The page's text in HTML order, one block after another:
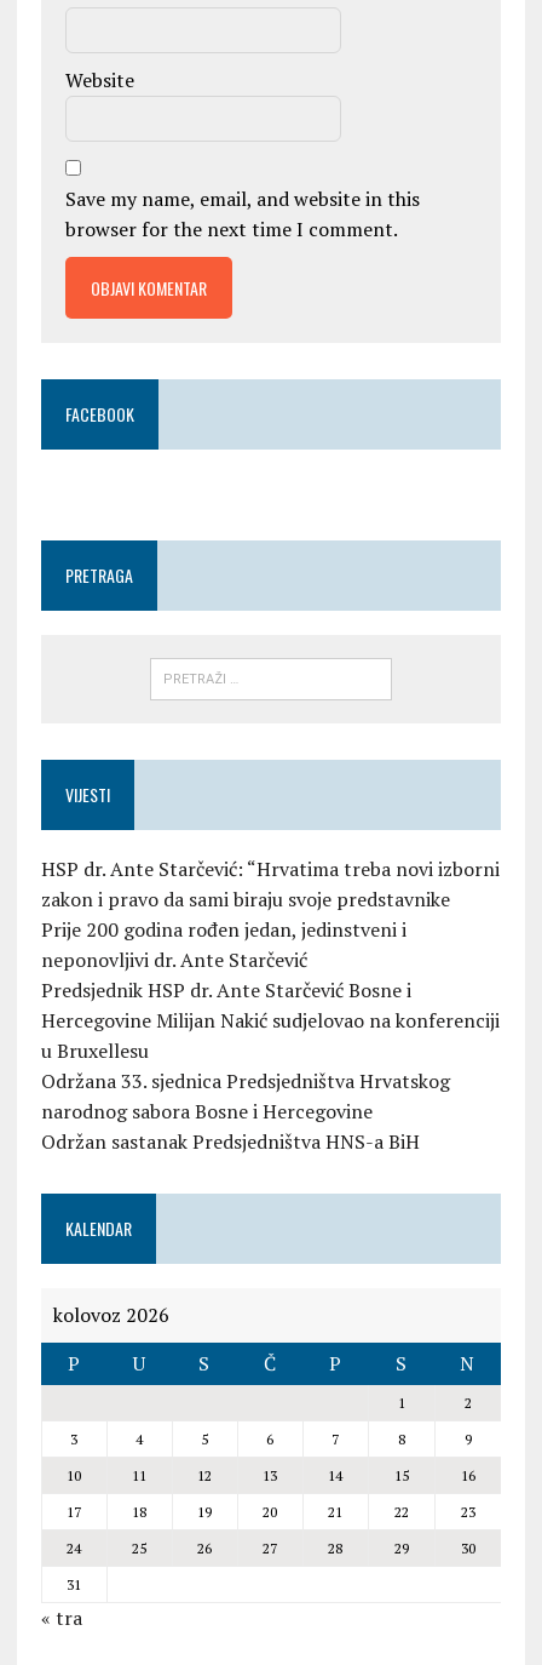
Website
Save my name, email, and website in this
browser for the next time I comment.
FACEBOOK
PRETRAGA
VIJESTI
HSP dr. Ante Starčević: “Hrvatima treba novi izborni
zakon i pravo da sami biraju svoje predstavnike
Prije 200 godina rođen jedan, jedinstveni i
neponovljivi dr. Ante Starčević
Predsjednik HSP dr. Ante Starčević Bosne i
Hercegovine Milijan Nakić sudjelovao na konferenciji
u Bruxellesu
Održana 33. sjednica Predsjedništva Hrvatskog
narodnog sabora Bosne i Hercegovine
Održan sastanak Predsjedništva HNS-a BiH
KALENDAR
kolovoz 2026
P
U S Č P S N
1
2
3
4 5 6 7 8
9
10
11 12 13 14 15
16
17
18 19 20 21 22
23
24
25 26 27 28 29
30
31
« tra